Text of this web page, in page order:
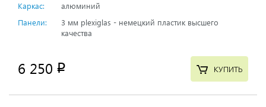
Каркас:
алюминий
Панели:
3 мм plexiglas - немецкий пластик высшего
качества
6 250 p КУПИТЬ